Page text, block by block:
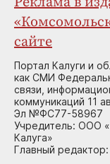
сайте
Портал Калуги и
как СМИ
связи,
коммуникаций 11
Эл №ФС77-58967
Учредитель: ООО
Калуга»
Главный